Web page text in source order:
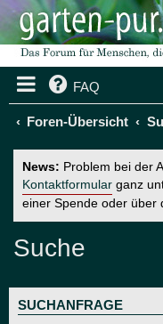
FAQ
Foren-Übersicht
News: Problem bei der
Kontaktformular ganz
einer Spende oder über
Suche
SUCHANFRAGE